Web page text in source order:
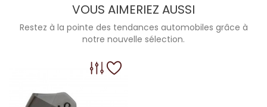
VOUS AIMERIEZ AUSSI
Restez à la pointe des tendances automobiles grâce à
notre nouvelle sélection.